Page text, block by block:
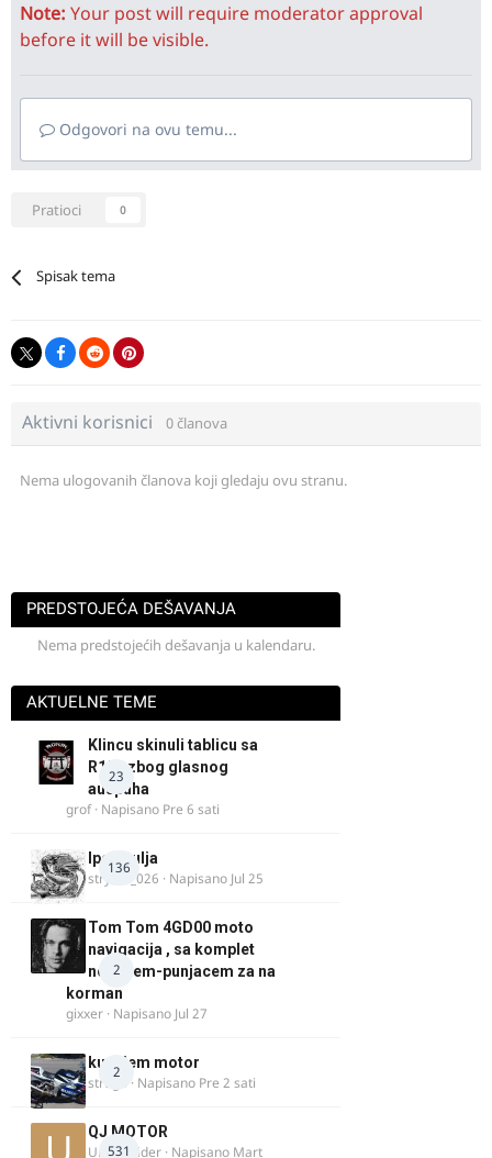
Note: Your post will require moderator approval
before it will be visible.
Odgovori na ovu temu...
Pratioci 0
Spisak tema
Aktivni korisnici 0 članova
Nema ulogovanih članova koji gledaju ovu stranu.
PREDSTOJEĆA DEŠAVANJA
Nema predstojećih dešavanja u kalendaru.
AKTUELNE TEME
23
Klincu skinuli tablicu sa
R125 zbog glasnog
auspuha
grof· Napisano Pre 6 sati
136
Ipone ulja
stryker_026 · Napisano Jul 25
2
Tom Tom 4GD00 moto
navigacija , sa komplet
nosacem-punjacem za na
korman
gixxer · Napisano Jul 27
2
kupujem motor
strugo · Napisano Pre 2 sati
531
QJ MOTOR
Urban Rider · Napisano Mart